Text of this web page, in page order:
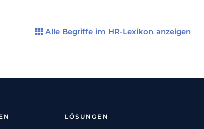
Alle Begriffe im HR-Lexikon anzeigen
LÖSUNGEN